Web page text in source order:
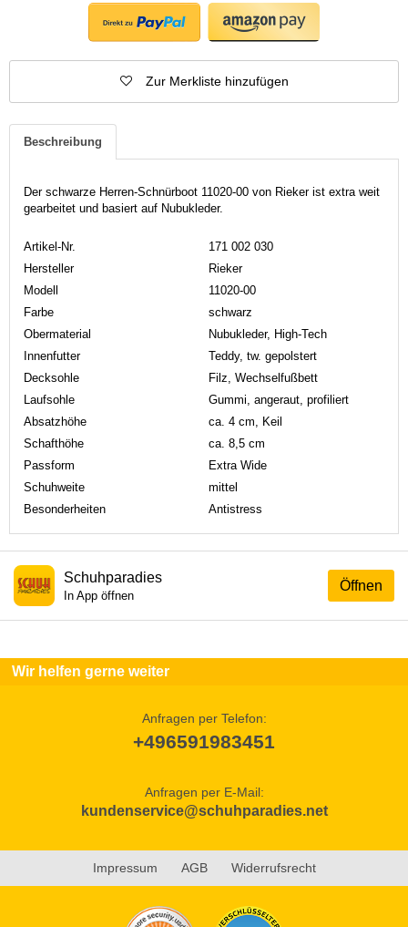
Zur Merkliste hinzufügen
Beschreibung
Der schwarze Herren-Schnürboot 11020-00 von Rieker ist extra weit
gearbeitet und basiert auf Nubukleder.
Artikel-Nr.
171 002 030
Hersteller
Rieker
Modell
11020-00
Farbe
schwarz
Obermaterial
Nubukleder, High-Tech
Innenfutter
Teddy, tw. gepolstert
Decksohle
Filz, Wechselfußbett
Laufsohle
Gummi, angeraut, profiliert
Absatzhöhe
ca. 4 cm, Keil
Schafthöhe
ca. 8,5 cm
Passform
Extra Wide
Schuhweite
mittel
Besonderheiten
Antistress
Öffnen
Schuhparadies
In App öffnen
Wir helfen gerne weiter
Anfragen per Telefon:
+496591983451
Anfragen per E-Mail:
kundenservice@schuhparadies.net
Impressum AGB Widerrufsrecht